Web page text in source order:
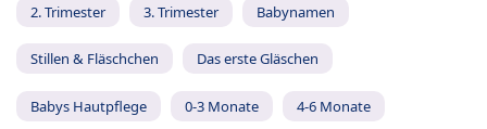
2. Trimester 3. Trimester Babynamen
Stillen & Fläschchen Das erste Gläschen
Babys Hautpflege 0-3 Monate 4-6 Monate